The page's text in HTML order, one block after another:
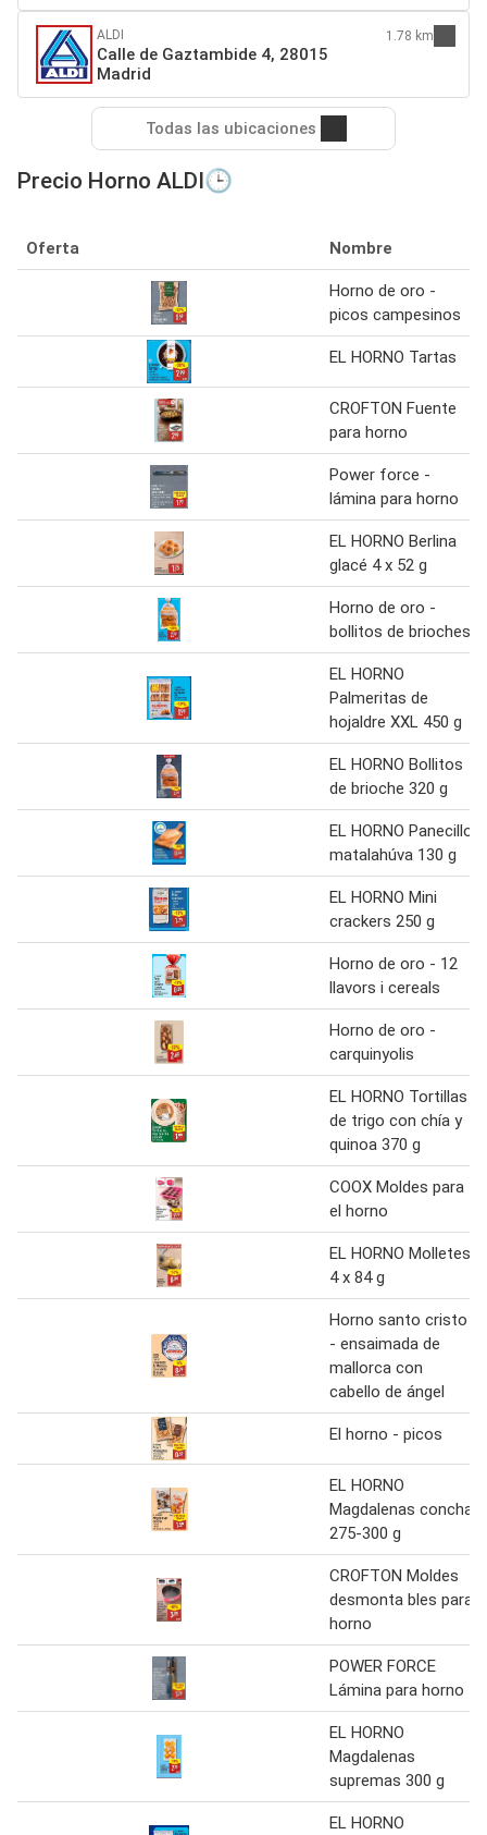
ALDI
Calle de Gaztambide 4, 28015
Madrid
1.78 km
Todas las ubicaciones
Precio Horno ALDI🕒
Oferta Nombre
Horno de oro -
picos campesinos
EL HORNO Tartas
CROFTON Fuente
para horno
Power force -
lámina para horno
EL HORNO Berlina
glacé 4 x 52 g
Horno de oro -
bollitos de brioches
EL HORNO
Palmeritas de
hojaldre XXL 450 g
EL HORNO Bollitos
de brioche 320 g
EL HORNO Panecillo
matalahúva 130 g
EL HORNO Mini
crackers 250 g
Horno de oro - 12
llavors i cereals
Horno de oro -
carquinyolis
EL HORNO Tortillas
de trigo con chía y
quinoa 370 g
COOX Moldes para
el horno
EL HORNO Molletes
4 x 84 g
Horno santo cristo
- ensaimada de
mallorca con
cabello de ángel
El horno - picos
EL HORNO
Magdalenas concha
275-300 g
CROFTON Moldes
desmonta bles para
horno
POWER FORCE
Lámina para horno
EL HORNO
Magdalenas
supremas 300 g
EL HORNO